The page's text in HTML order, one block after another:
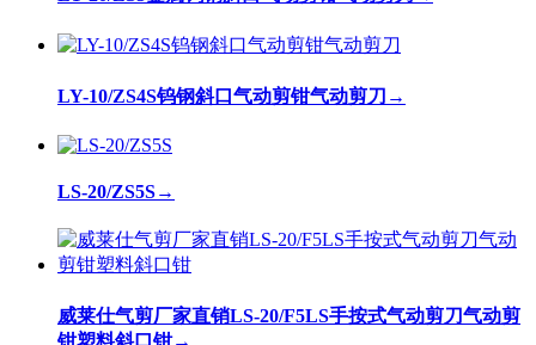
LY-10/ZS4S钨钢斜口气动剪钳气动剪刀 →
LS-20/ZS5S→
威莱仕气剪厂家直销LS-20/F5LS手按式气动剪刀气动剪
钳塑料斜口钳→